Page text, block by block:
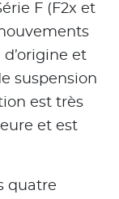
F (F2x et
et
suspension
est très
et est
quatre